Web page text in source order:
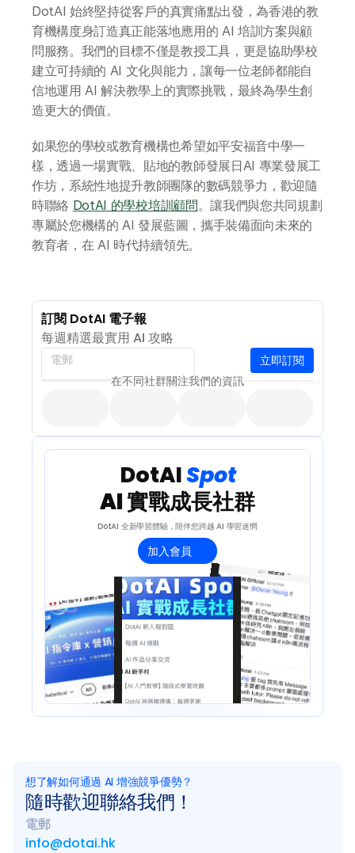
DotAI 始終堅持從客戶的真實痛點出發，為香港的教
育機構度身訂造真正能落地應用的 AI 培訓方案與顧
問服務。我們的目標不僅是教授工具，更是協助學校
建立可持續的 AI 文化與能力，讓每一位老師都能自
信地運用 AI 解決教學上的實際挑戰，最終為學生創
造更大的價值。
如果您的學校或教育機構也希望如平安福音中學一
樣，透過一場實戰、貼地的教師發展日AI 專業發展工
作坊，系統性地提升教師團隊的數碼競爭力，歡迎隨
時聯絡 DotAI 的學校培訓顧問。讓我們與您共同規劃
專屬於您機構的 AI 發展藍圖，攜手裝備面向未來的
教育者，在 AI 時代持續領先。
訂閱 DotAI 電子報
每週精選最實用 AI 攻略
電郵 立即訂閱
在不同社群關注我們的資訊
DotAI Spot
AI 實戰成長社群
DotAI 全新學習體驗，陪伴您跨越 AI 學習迷惘
加入會員
想了解如何通過 AI 增強競爭優勢？
隨時歡迎聯絡我們！
電郵
info@dotai.hk